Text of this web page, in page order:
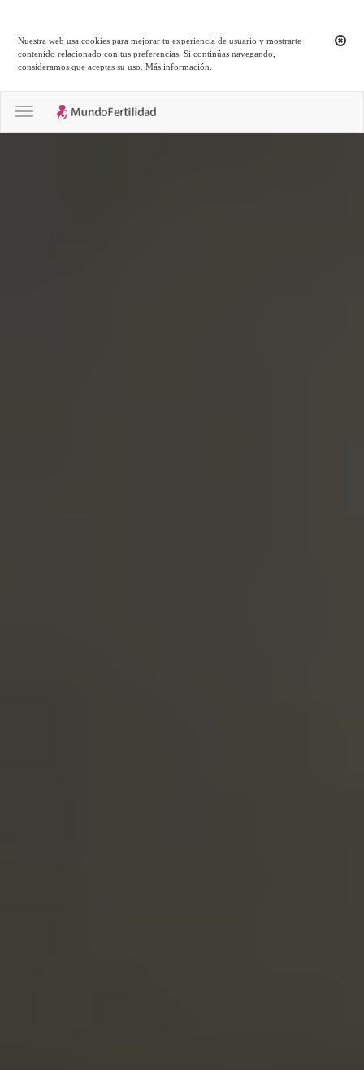
Nuestra web usa cookies para mejorar tu experiencia de usuario y mostrarte
contenido relacionado con tus preferencias. Si continúas navegando,
consideramos que aceptas su uso.Más información
Toggle navigation